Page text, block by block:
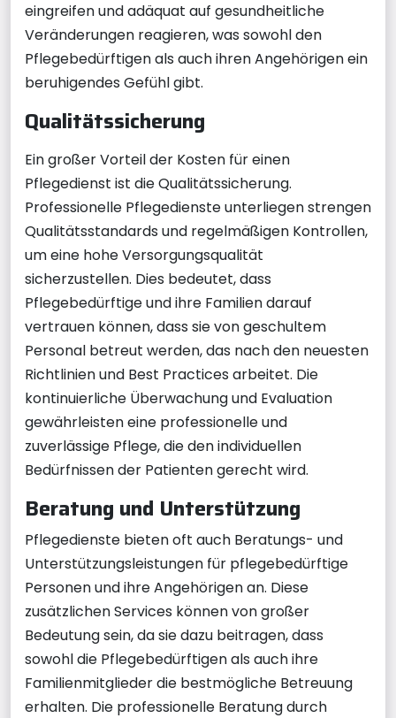
eingreifen und adäquat auf gesundheitliche
Veränderungen reagieren, was sowohl den
Pflegebedürftigen als auch ihren Angehörigen ein
beruhigendes Gefühl gibt.
Qualitätssicherung
Ein großer Vorteil der Kosten für einen
Pflegedienst ist die Qualitätssicherung.
Professionelle Pflegedienste unterliegen strengen
Qualitätsstandards und regelmäßigen Kontrollen,
um eine hohe Versorgungsqualität
sicherzustellen. Dies bedeutet, dass
Pflegebedürftige und ihre Familien darauf
vertrauen können, dass sie von geschultem
Personal betreut werden, das nach den neuesten
Richtlinien und Best Practices arbeitet. Die
kontinuierliche Überwachung und Evaluation
gewährleisten eine professionelle und
zuverlässige Pflege, die den individuellen
Bedürfnissen der Patienten gerecht wird.
Beratung und Unterstützung
Pflegedienste bieten oft auch Beratungs- und
Unterstützungsleistungen für pflegebedürftige
Personen und ihre Angehörigen an. Diese
zusätzlichen Services können von großer
Bedeutung sein, da sie dazu beitragen, dass
sowohl die Pflegebedürftigen als auch ihre
Familienmitglieder die bestmögliche Betreuung
erhalten. Die professionelle Beratung durch